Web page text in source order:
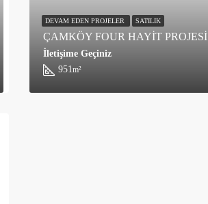
ÇAMKÖY FOUR HAYİT PROJESİ
951m²
İletişime Geçiniz
DEVAM EDEN PROJELER SATILIK